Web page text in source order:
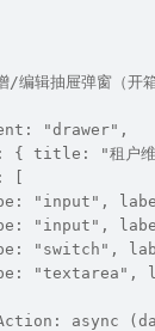
编辑抽屉弹窗（开箱
"drawer",
{ title: "租户
[
"input",
"input",
"switch",
"textarea",
async